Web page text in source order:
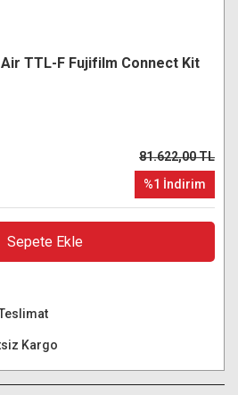
TTL-F Fujifilm Connect Kit
81.622,00 TL
%1 İndirim
Sepete Ekle
Kargo